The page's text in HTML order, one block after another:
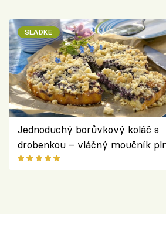
SLADKÉ
Jednoduchý borůvkový koláč s
drobenkou – vláčný moučník
ovoce